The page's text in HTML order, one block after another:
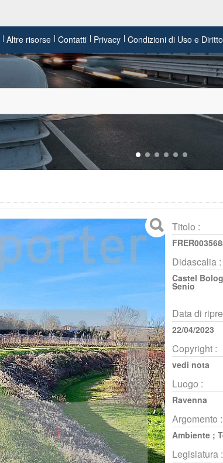
Altre risorse Contatti Privacy Condizioni di Uso e
Titolo :
Didascalia :
Castel
Senio
Data di
22/04/2023
Copyright :
vedi nota
Luogo :
Ravenna
Argomento :
Ambiente;
Legislatura :